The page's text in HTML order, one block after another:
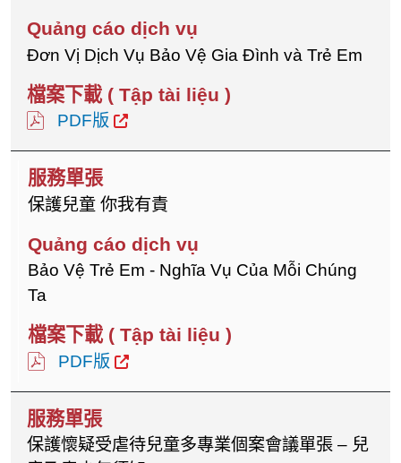
Đơn Vị Dịch Vụ Bảo Vệ Gia Đình và Trẻ Em
PDF版
保護兒童 你我有責
Bảo Vệ Trẻ Em - Nghĩa Vụ Của Mỗi Chúng
Ta
PDF版
保護懷疑受虐待兒童多專業個案會議單張 – 兒